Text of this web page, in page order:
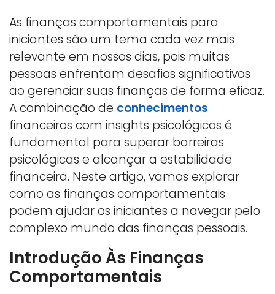
As finanças comportamentais para
iniciantes são um tema cada vez mais
relevante em nossos dias, pois muitas
pessoas enfrentam desafios significativos
ao gerenciar suas finanças de forma eficaz.
A combinação de conhecimentos
financeiros com insights psicológicos é
fundamental para superar barreiras
psicológicas e alcançar a estabilidade
financeira. Neste artigo, vamos explorar
como as finanças comportamentais
podem ajudar os iniciantes a navegar pelo
complexo mundo das finanças pessoais.
Introdução Às Finanças
Comportamentais